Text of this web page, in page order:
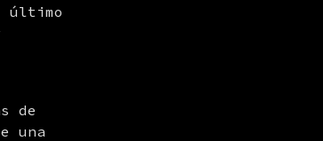
último
de
una